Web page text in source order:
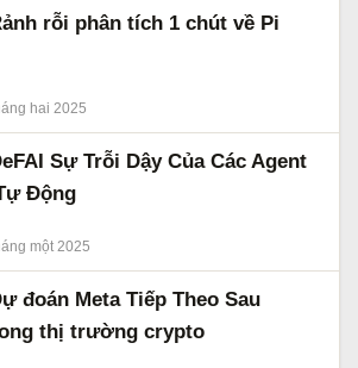
rỗi phân tích 1 chút về Pi
hai 2025
Sự Trỗi Dậy Của Các Agent
Động
một 2025
đoán Meta Tiếp Theo Sau
thị trường crypto